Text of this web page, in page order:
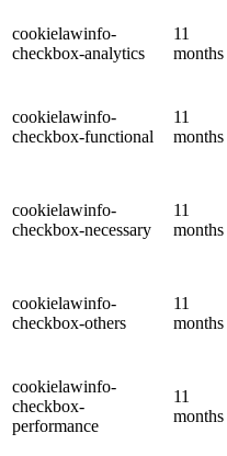
cookielawinfo-
checkbox-analytics
11
months
cookielawinfo-
checkbox-functional
11
months
cookielawinfo-
checkbox-necessary
11
months
cookielawinfo-
checkbox-others
11
months
cookielawinfo-
checkbox-
performance
11
months